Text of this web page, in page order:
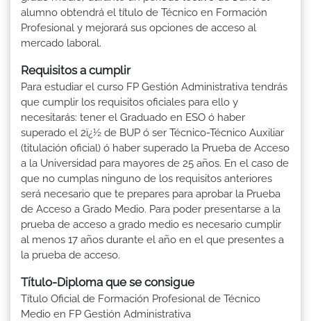
alumno obtendrá el título de Técnico en Formación
Profesional y mejorará sus opciones de acceso al
mercado laboral.
Requisitos a cumplir
Para estudiar el curso FP Gestión Administrativa tendrás
que cumplir los requisitos oficiales para ello y
necesitarás: tener el Graduado en ESO ó haber
superado el 2ï¿½ de BUP ó ser Técnico-Técnico Auxiliar
(titulación oficial) ó haber superado la Prueba de Acceso
a la Universidad para mayores de 25 años. En el caso de
que no cumplas ninguno de los requisitos anteriores
será necesario que te prepares para aprobar la Prueba
de Acceso a Grado Medio. Para poder presentarse a la
prueba de acceso a grado medio es necesario cumplir
al menos 17 años durante el año en el que presentes a
la prueba de acceso.
Título-Diploma que se consigue
Título Oficial de Formación Profesional de Técnico
Medio en FP Gestión Administrativa